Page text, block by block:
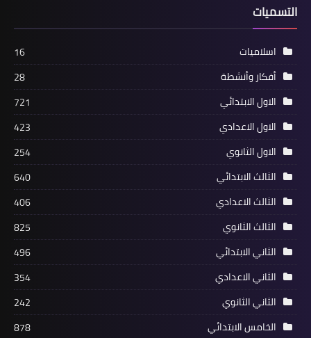
التسميات
اسلاميات
16
أفكار وأنشطة
28
الاول الابتدائي
721
الاول الاعدادي
423
الاول الثانوي
254
الثالث الابتدائي
640
الثالث الاعدادي
406
الثالث الثانوي
825
الثاني الابتدائي
496
الثاني الاعدادي
354
الثاني الثانوي
242
الخامس الابتدائي
878